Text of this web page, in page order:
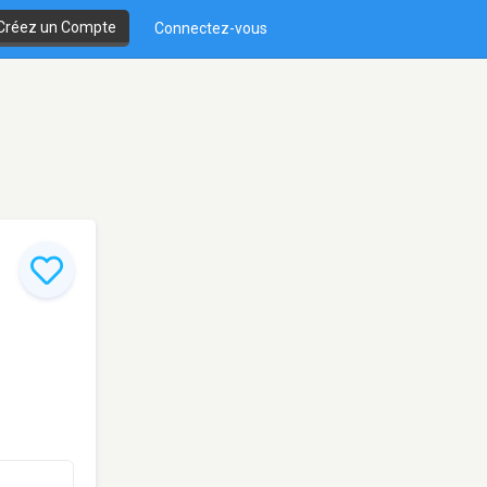
un Compte Connectez-vous